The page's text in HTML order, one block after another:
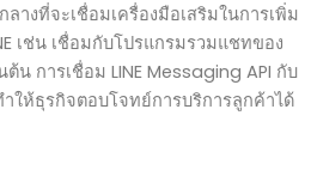
ลางที่จะเชื่อมเครื่องมือเสริมในการเพิ่ม
เช่น เชื่อมกับโปรแกรมรวมแชทของ
ต้น การเชื่อม LINE Messaging API กับ
ให้ธุรกิจตอบโจทย์การบริการลูกค้าได้